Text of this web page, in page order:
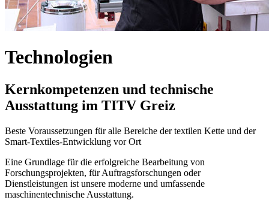
Technologien
Kernkompetenzen und technische
Ausstattung im TITV Greiz
Beste Voraussetzungen für alle Bereiche der textilen Kette und der
Smart-Textiles-Entwicklung vor Ort
Eine Grundlage für die erfolgreiche Bearbeitung von
Forschungsprojekten, für Auftragsforschungen oder
Dienstleistungen ist unsere moderne und umfassende
maschinentechnische Ausstattung.